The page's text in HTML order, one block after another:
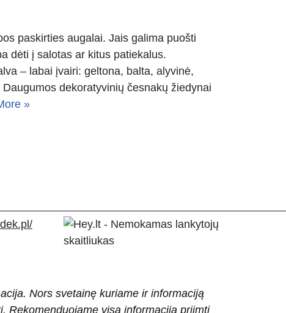
paskirties augalai. Jais galima puošti
dėti į salotas ar kitus patiekalus.
– labai įvairi: geltona, balta, alyvinė,
dekoratyvinių česnakų žiedynai
»
Nors svetainę kuriame ir informaciją
Rekomenduojame visą informaciją priimti